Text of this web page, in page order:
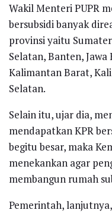
Wakil Menteri PUPR
bersubsidi banyak
provinsi yaitu
Selatan, Banten, Jawa
Kalimantan Barat,
Selatan.
Selain itu, ujar dia,
mendapatkan KPR
begitu besar, maka
menekankan agar
membangun rumah
Pemerintah,